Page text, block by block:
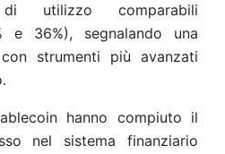
utilizzo comparabili
e 36%), segnalando una
strumenti più avanzati
hanno compiuto il
nel sistema finanziario